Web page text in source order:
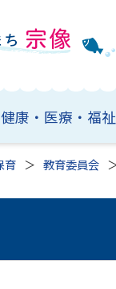
健康・医療・福祉
育 教育委員会